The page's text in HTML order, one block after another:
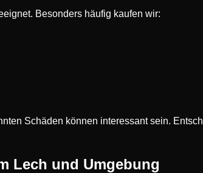
Besonders häufig kaufen wir:
Schäden können interessant sein.
Lech und Umgebung